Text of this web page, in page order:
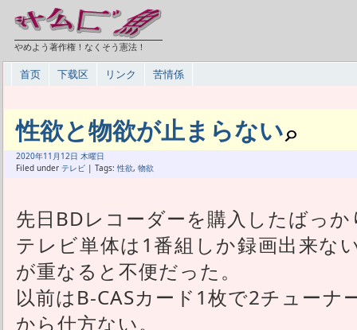
やめよう著作権！なくそう憲法！
首页 下载区 リンク 苦情係
性欲と物欲が止まらない
2020年11月 12日 木曜日
Filed under テレビ | Tags: 性欲, 物欲
先日BDレコーダーを購入したばっか
テレビ単体は1番組しか録画出来な
が重なると不便だった。
以前はB-CASカード1枚で2チューナ
から仕方ない。